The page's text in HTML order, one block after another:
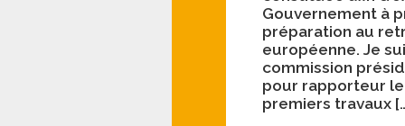
Gouvernement à
préparation au
européenne. Je
commission
pour rapporteur
premiers travaux